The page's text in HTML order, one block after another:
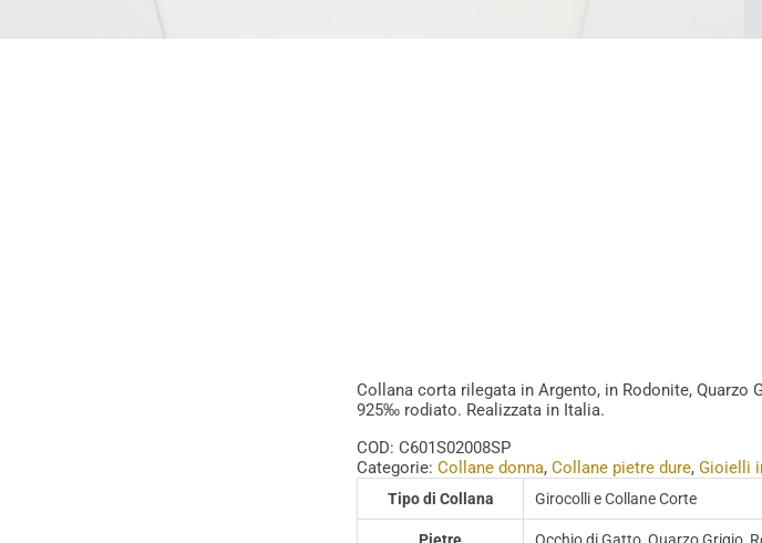
Collana corta rilegata in Argento, in Rodonite, Quarzo
925‰ rodiato. Realizzata in Italia.
COD: C601S02008SP
Categorie: Collane donna, Collane pietre dure, Gioielli
Tipo di Collana Girocolli e Collane Corte